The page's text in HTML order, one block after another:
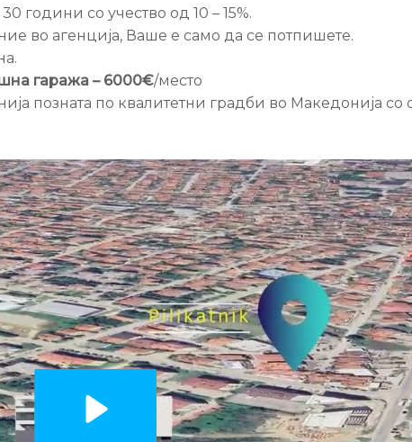
години со учество од 10 – 15%.
во агенција, Ваше е само да се потпишете.
гаража – 6000€/место
позната по квалитетни градби во Македонија со